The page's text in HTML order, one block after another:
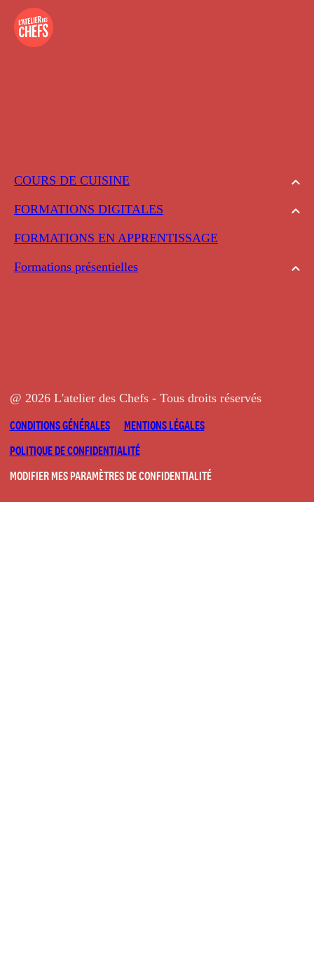
COURS DE CUISINE
FORMATIONS DIGITALES
FORMATIONS EN APPRENTISSAGE
Formations présentielles
@ 2026 L'atelier des Chefs - Tous droits réservés
CONDITIONS GÉNÉRALES
MENTIONS LÉGALES
POLITIQUE DE CONFIDENTIALITÉ
MODIFIER MES PARAMÈTRES DE CONFIDENTIALITÉ